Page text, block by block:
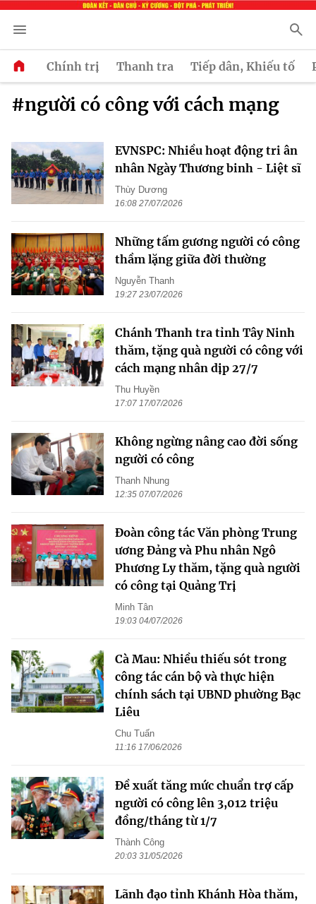
Chính trị Thanh tra Tiếp dân, Khiếu tố
#người có công với cách mạng
EVNSPC: Nhiều hoạt động tri ân
nhân Ngày Thương binh - Liệt sĩ
Thùy Dương
16:08 27/07/2026
Những tấm gương người có công
thầm lặng giữa đời thường
Nguyễn Thanh
19:27 23/07/2026
Chánh Thanh tra tỉnh Tây Ninh
thăm, tặng quà người có công với
cách mạng nhân dịp 27/7
Thu Huyền
17:07 17/07/2026
Không ngừng nâng cao đời sống
người có công
Thanh Nhung
12:35 07/07/2026
Đoàn công tác Văn phòng Trung
ương Đảng và Phu nhân Ngô
Phương Ly thăm, tặng quà người
có công tại Quảng Trị
Minh Tân
19:03 04/07/2026
Cà Mau: Nhiều thiếu sót trong
công tác cán bộ và thực hiện
chính sách tại UBND phường Bạc
Liêu
Chu Tuấn
11:16 17/06/2026
Đề xuất tăng mức chuẩn trợ cấp
người có công lên 3,012 triệu
đồng/tháng từ 1/7
Thành Công
20:03 31/05/2026
Lãnh đạo tỉnh Khánh Hòa thăm,